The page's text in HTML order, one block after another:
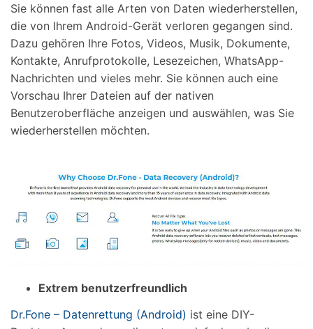
Sie können fast alle Arten von Daten wiederherstellen,
die von Ihrem Android-Gerät verloren gegangen sind.
Dazu gehören Ihre Fotos, Videos, Musik, Dokumente,
Kontakte, Anrufprotokolle, Lesezeichen, WhatsApp-
Nachrichten und vieles mehr. Sie können auch eine
Vorschau Ihrer Dateien auf der nativen
Benutzeroberfläche anzeigen und auswählen, was Sie
wiederherstellen möchten.
Extrem benutzerfreundlich
Dr.Fone – Datenrettung (Android) ist eine DIY-